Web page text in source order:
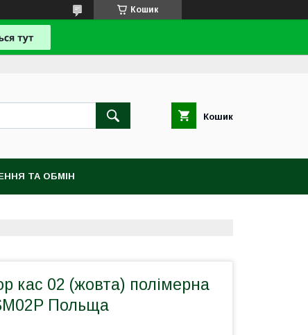
Кошик
Кошик
ТА ОБМІН
кас 02 (жовта) полімерна
Польща